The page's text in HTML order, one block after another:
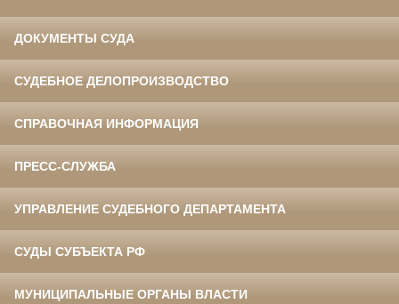
ДОКУМЕНТЫ СУДА
СУДЕБНОЕ ДЕЛОПРОИЗВОДСТВО
СПРАВОЧНАЯ ИНФОРМАЦИЯ
ПРЕСС-СЛУЖБА
УПРАВЛЕНИЕ СУДЕБНОГО ДЕПАРТАМЕНТА
СУДЫ СУБЪЕКТА РФ
МУНИЦИПАЛЬНЫЕ ОРГАНЫ ВЛАСТИ